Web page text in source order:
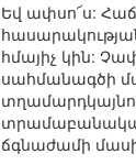
Եվ ափսո՜ս:
հմայիչ կին:
սահմանագծի
տրամաբանական
ճգնաժամի